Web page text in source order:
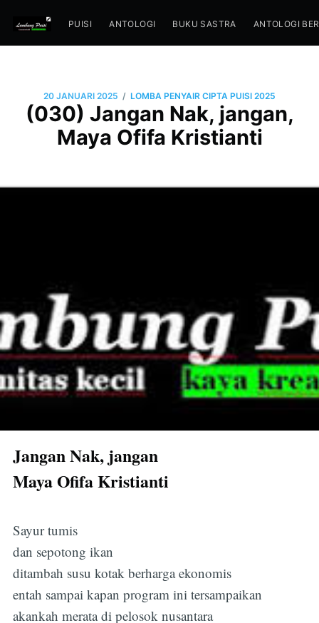
PUISI ANTOLOGI BUKU SASTRA ANTOLOGI
20 JANUARI 2025 / LOMBA PENYAIR CIPTA PUISI 2025
(030) Jangan Nak, jangan,
Maya Ofifa Kristianti
Jangan Nak, jangan
Maya Ofifa Kristianti
Sayur tumis
dan sepotong ikan
ditambah susu kotak berharga ekonomis
entah sampai kapan program ini tersampaikan
akankah merata di pelosok nusantara